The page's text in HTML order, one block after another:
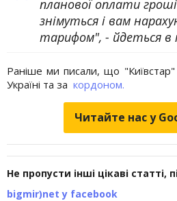
планової оплати
знімуться і вам
тарифом", - йдеться в
Раніше ми писали, що "Київстар"
Україні та за кордоном.
Читайте нас у
Не пропусти інші цікаві статті,
bigmir)net у facebook